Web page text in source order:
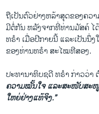
ຖືເປັນຕົວຢ່າງຫລ້າສຸດຂອງຄວ
ມີຕໍ່ກັນ ຫລັງຈາກທີ່ທ່ານມັສຄ໌ ໄ
ທຣຳ ເມື່ອປີກາຍນີ້ ແລະເປັນນຶ່
ຂອງທ່ານທຣຳ ສະໄໝທີສອງ.
ປະທານາທິບຊດີ ທຣຳ ກ່າວວ່າ
ຄວາມໝັ້ນໃຈ ແລະສະໜັບສະ
ໃຫຍ່ຢ່າງແທ້ຈິງ.”